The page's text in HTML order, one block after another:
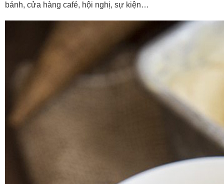
bánh, cửa hàng café, hội nghị, sự kiện…